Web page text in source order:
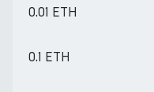
0.01 ETH
0.1 ETH